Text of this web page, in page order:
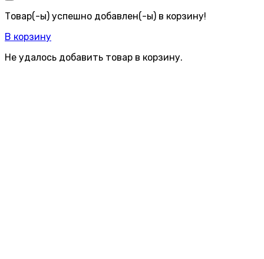
Товар(-ы) успешно добавлен(-ы) в корзину!
В корзину
Не удалось добавить товар в корзину.